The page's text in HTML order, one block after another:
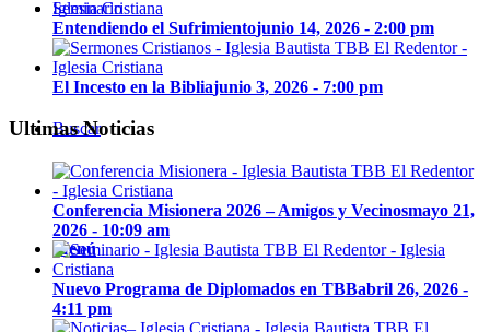
Seminario
Buscar
Menú
Entendiendo el Sufrimientojunio 14, 2026 - 2:00 pm
El Incesto en la Bibliajunio 3, 2026 - 7:00 pm
Ultimas Noticias
Conferencia Misionera 2026 – Amigos y Vecinosmayo 21,
2026 - 10:09 am
Nuevo Programa de Diplomados en TBBabril 26, 2026 -
4:11 pm